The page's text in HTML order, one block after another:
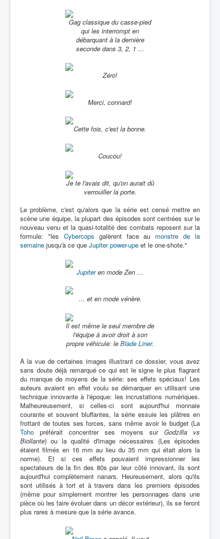
Gag classique du casse-pied
qui les interrompt en
débarquant à la dernière
seconde dans 3, 2, 1 …
Zéro!
Merci, connard!
Cette fois, c'est la bonne.
Coucou!
Je te l'avais dit, qu'on aurait dû
verrouiller la porte.
Le problème, c'est qu'alors que la série est censé mettre en
scène une équipe, la plupart des épisodes sont centrées sur le
nouveau venu et la quasi-totalité des combats reposent sur la
formule: "les Cybercops galèrent face au monstre de la
semaine jusqu'à ce que Jupiter power-upe et le one-shote."
Jupiteren mode Zen …
… et en mode vénère.
Il est même le seul membre de
l'équipe à avoir droit à son
propre véhicule: le Blade Liner.
À la vue de certaines images illustrant ce dossier, vous avez
sans doute déjà remarqué ce qui est le signe le plus flagrant
du manque de moyens de la série: ses effets spéciaux! Les
auteurs avaient en effet voulu se démarquer en utilisant une
technique innovante à l'époque: les incrustations numériques.
Malheureusement, si celles-ci sont aujourd'hui monnaie
courante et souvent bluffantes, la série essuie les plâtres en
frottant de toutes ses forces, sans même avoir le budget (La
Toho préférait concentrer ses moyens sur Godzilla vs
Biollante) ou la qualité d'image nécessaires (Les épisodes
étaient filmés en 16 mm au lieu du 35 mm qui était alors la
norme). Et si ces effets pouvaient impressionner les
spectateurs de la fin des 80s par leur côté innovant, ils sont
aujourd'hui complètement nanars. Heureusement, alors qu'ils
sont utilisés à tort et à travers dans les premiers épisodes
(même pour simplement montrer les personnages dans une
pièce où les faire évoluer dans un décor extérieur), ils se feront
plus rares à mesure que la série avance.